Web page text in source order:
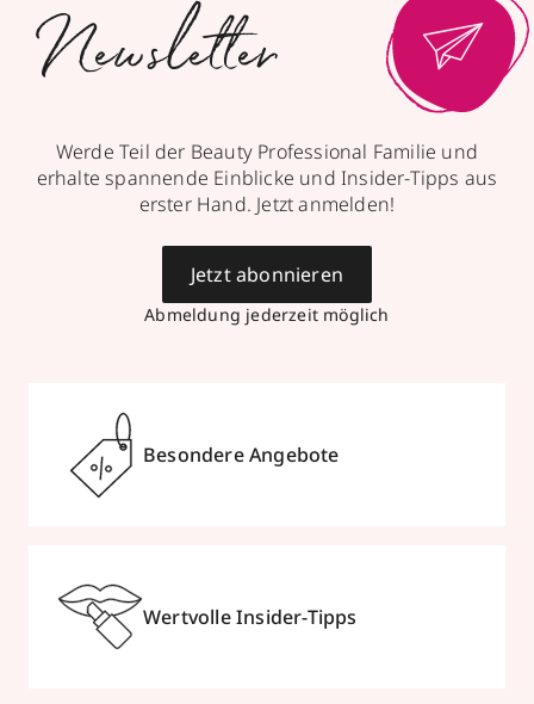
Newsletter
Werde Teil der Beauty Professional Familie und
erhalte spannende Einblicke und Insider-Tipps aus
erster Hand. Jetzt anmelden!
Abmeldung jederzeit möglich
Jetzt abonnieren
Besondere Angebote
Wertvolle Insider-Tipps